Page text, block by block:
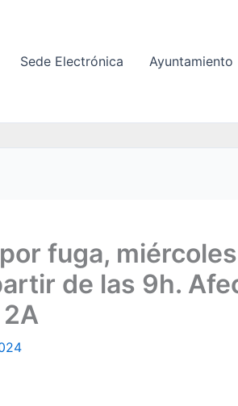
Sede Electrónica Ayuntamiento
fuga, miércoles
de las 9h.